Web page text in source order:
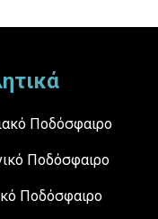
Ποδόσφαιρο
Ποδόσφαιρο
Ποδόσφαιρο